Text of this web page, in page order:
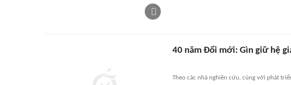
40 năm Đổi mới: Gìn giữ hệ
Theo các nhà nghiên cứu, cùng với phát